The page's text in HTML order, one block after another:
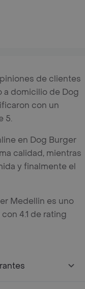
de clientes
a domicilio de Dog
con un
5.
en Dog Burger
calidad, mientras
y finalmente el
Medellin es uno
4.1 de rating